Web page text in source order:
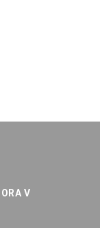
V